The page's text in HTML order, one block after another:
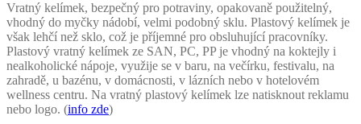
Vratný kelímek, bezpečný pro potraviny, opakovaně použitelný,
vhodný do myčky nádobí, velmi podobný sklu. Plastový kelímek je
však lehčí než sklo, což je příjemné pro obsluhující pracovníky.
Plastový vratný kelímek ze SAN, PC, PP je vhodný na koktejly i
nealkoholické nápoje, využije se v baru, na večírku, festivalu, na
zahradě, u bazénu, v domácnosti, v lázních nebo v hotelovém
wellness centru. Na vratný plastový kelímek lze natisknout reklamu
nebo logo. (info zde)